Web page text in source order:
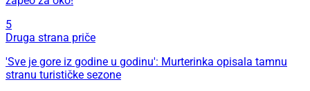
5
Druga strana priče
'Sve je gore iz godine u godinu': Murterinka opisala tamnu
stranu turističke sezone